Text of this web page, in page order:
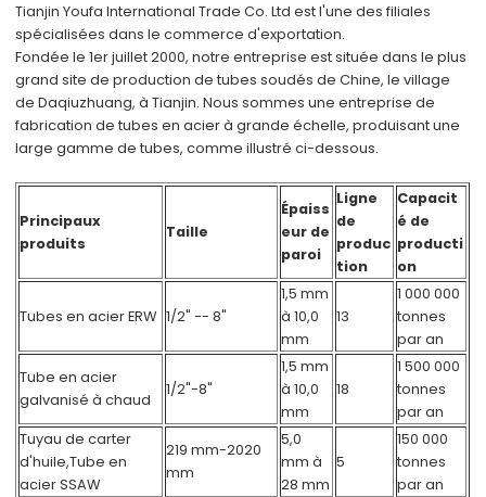
Tianjin Youfa International Trade Co. Ltd est l'une des filiales
spécialisées dans le commerce d'exportation.
Fondée le 1er juillet 2000, notre entreprise est située dans le plus
grand site de production de tubes soudés de Chine, le village
de Daqiuzhuang, à Tianjin. Nous sommes une entreprise de
fabrication de tubes en acier à grande échelle, produisant une
large gamme de tubes, comme illustré ci-dessous.
Principaux
produits
Taille
Épaiss
eur de
paroi
Ligne
de
produc
tion
Capacit
é de
producti
on
Tubes en acier ERW 1/2" -- 8"
1,5 mm
à 10,0
mm
13
1 000 000
tonnes
par an
Tube en acier
galvanisé à chaud
1/2"-8"
1,5 mm
à 10,0
mm
18
1 500 000
tonnes
par an
Tuyau de carter
d'huile,Tube en
acier SSAW
219 mm-2020
mm
5,0
mm à
28 mm
5
150 000
tonnes
par an